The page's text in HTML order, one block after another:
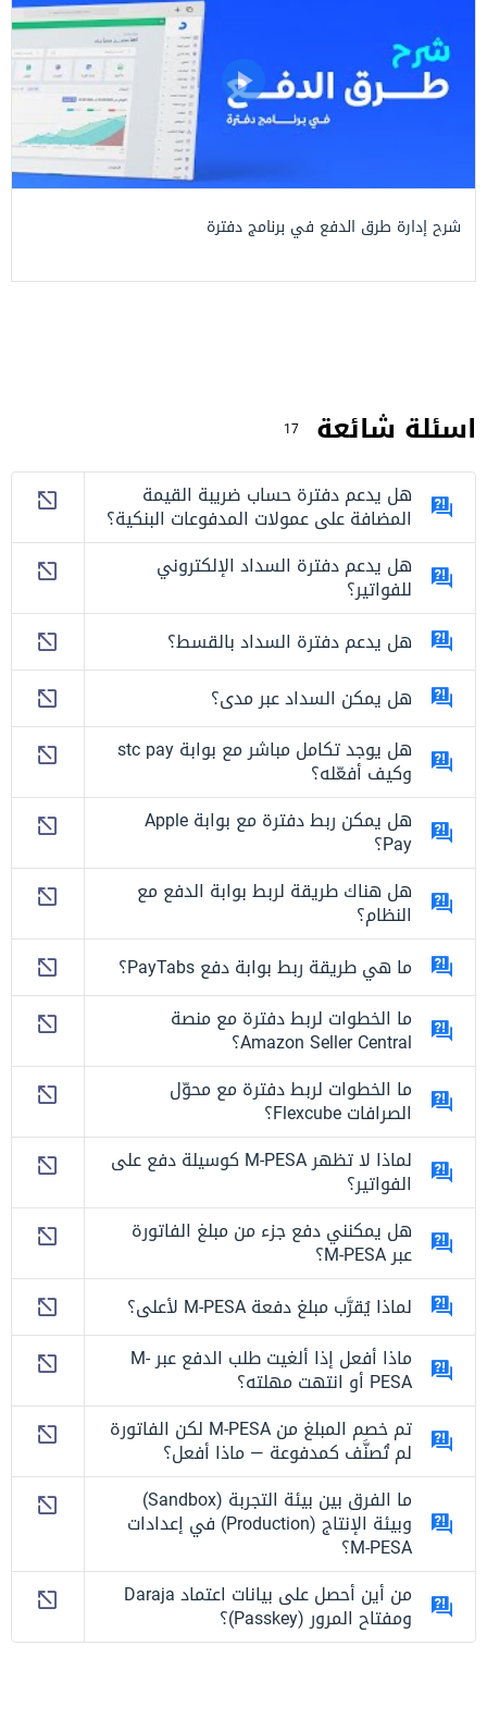
شرح إدارة طرق الدفع في برنامج دفترة
اسئلة شائعة 17
هل يدعم دفترة حساب ضريبة القيمة
المضافة على عمولات المدفوعات البنكية؟
هل يدعم دفترة السداد الإلكتروني
للفواتير؟
هل يدعم دفترة السداد بالقسط؟
هل يمكن السداد عبر مدى؟
هل يوجد تكامل مباشر مع بوابة stc pay
وكيف أفعّله؟
هل يمكن ربط دفترة مع بوابة Apple
Pay؟
هل هناك طريقة لربط بوابة الدفع مع
النظام؟
ما هي طريقة ربط بوابة دفع PayTabs؟
ما الخطوات لربط دفترة مع منصة
Amazon Seller Central؟
ما الخطوات لربط دفترة مع محوّل
الصرافات Flexcube؟
لماذا لا تظهر M-PESA كوسيلة دفع على
الفواتير؟
هل يمكنني دفع جزء من مبلغ الفاتورة
عبر M-PESA؟
لماذا يُقرَّب مبلغ دفعة M-PESA لأعلى؟
ماذا أفعل إذا ألغيت طلب الدفع عبر M-
PESA أو انتهت مهلته؟
تم خصم المبلغ من M-PESA لكن الفاتورة
لم تُصنَّف كمدفوعة — ماذا أفعل؟
ما الفرق بين بيئة التجربة (Sandbox)
وبيئة الإنتاج (Production) في إعدادات
M-PESA؟
من أين أحصل على بيانات اعتماد Daraja
ومفتاح المرور (Passkey)؟